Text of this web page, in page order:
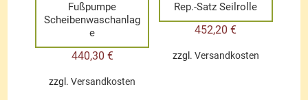
Fußpumpe
Scheibenwaschanlag
e
440,30 €
zzgl.Versandkosten
Rep.-Satz Seilrolle
452,20€
zzgl. Versandkosten